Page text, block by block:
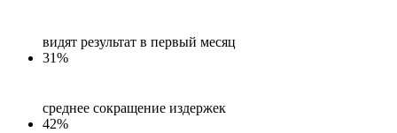
видят результат в первый месяц
31%
среднее сокращение издержек
42%